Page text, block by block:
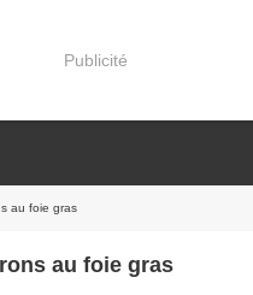
Publicité
au foie gras
au foie gras